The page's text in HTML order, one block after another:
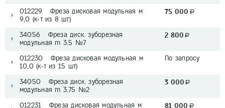
012229 Фреза дисковая модульная м
9,0 (к-т из 8 шт)
75 000 a
34056 Фреза диск. зуборезная
модульная m 3.5 №7
2 800 a
012230 Фреза дисковая модульная м
10,0 (к-т из 15 шт)
По запросу
34050 Фреза диск. зуборезная
модульная m 3.75 №2
3 000 a
012231 Фреза дисковая модульная м 81 000 a